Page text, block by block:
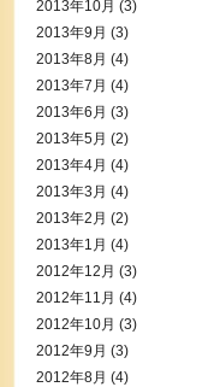
2013年10月 (3)
2013年9月 (3)
2013年8月 (4)
2013年7月 (4)
2013年6月 (3)
2013年5月 (2)
2013年4月 (4)
2013年3月 (4)
2013年2月 (2)
2013年1月 (4)
2012年12月 (3)
2012年11月 (4)
2012年10月 (3)
2012年9月 (3)
2012年8月 (4)